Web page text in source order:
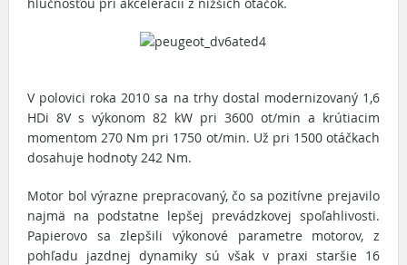
V polovici roka 2010 sa na trhy dostal modernizovaný 1,6
HDi 8V s výkonom 82 kW pri 3600 ot/min a krútiacim
momentom 270 Nm pri 1750 ot/min. Už pri 1500 otáčkach
dosahuje hodnoty 242 Nm.
Motor bol výrazne prepracovaný, čo sa pozitívne prejavilo
najmä na podstatne lepšej prevádzkovej spoľahlivosti.
Papierovo sa zlepšili výkonové parametre motorov, z
pohľadu jazdnej dynamiky sú však v praxi staršie 16